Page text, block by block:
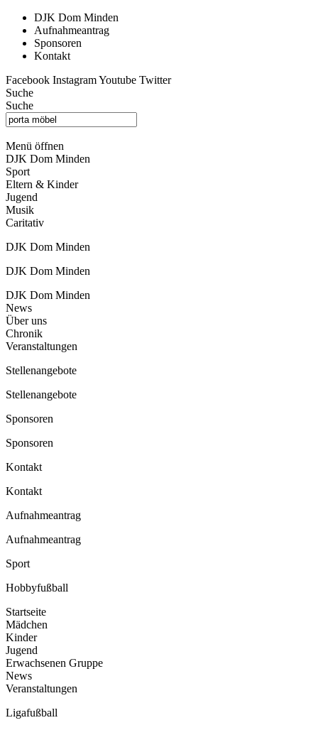
DJK Dom Minden
Aufnahmeantrag
Sponsoren
Kontakt
Facebook InstagramYoutube Twitter
Suche
Suche
Menü öffnen
DJK Dom Minden
Sport
Eltern & Kinder
Jugend
Musik
Caritativ
DJK Dom Minden
DJK Dom Minden
DJK Dom Minden
News
Über uns
Chronik
Veranstaltungen
Stellenangebote
Stellenangebote
Sponsoren
Sponsoren
Kontakt
Kontakt
Aufnahmeantrag
Aufnahmeantrag
Sport
Hobbyfußball
Startseite
Mädchen
Kinder
Jugend
Erwachsenen Gruppe
News
Veranstaltungen
Ligafußball